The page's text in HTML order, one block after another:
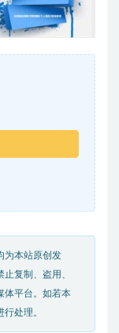
为本站原创发
复制、盗用、
体平台。如若本
处理。